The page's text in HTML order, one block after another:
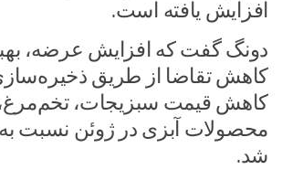
افزایش یافته است.
دونگ گفت که افزایش عرضه،
کاهش تقاضا از طریق
کاهش قیمت سبزیجات، تخم‌مرغ،
محصولات آبزی در ژوئن نسبت
شد.